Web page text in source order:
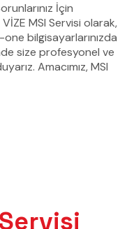
İçin
VİZE MSI Servisi olarak,
bilgisayarlarınızda
size profesyonel ve
Amacımız, MSI